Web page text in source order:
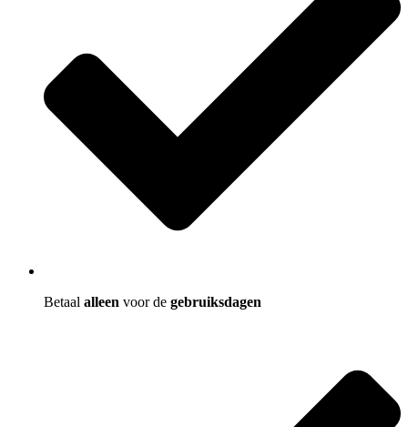
Betaal alleen voor de gebruiksdagen